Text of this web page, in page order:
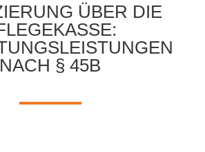
ÜBER DIE
NACH § 45B